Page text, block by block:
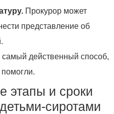
Прокурор может
представление об
самый действенный способ,
этапы и сроки